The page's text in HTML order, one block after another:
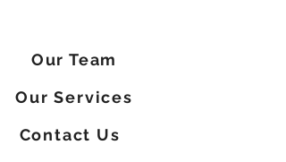
Our Team
Our Services
Contact Us